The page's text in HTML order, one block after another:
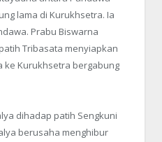
lama di Kurukhsetra. Ia
Prabu Biswarna
Tribasata menyiapkan
ke Kurukhsetra bergabung
dihadap patih Sengkuni
berusaha menghibur